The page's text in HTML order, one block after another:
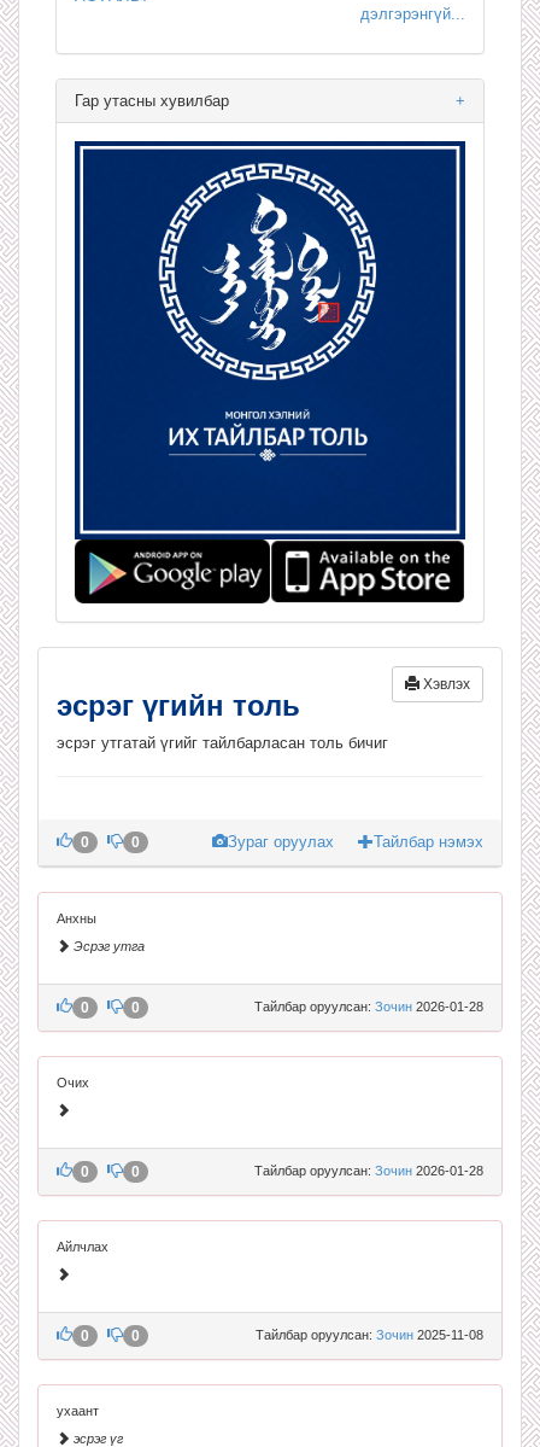
дэлгэрэнгүй...
+
Гар утасны хувилбар
Хэвлэх
эсрэг үгийн толь
эсрэг утгатай үгийг тайлбарласан толь бичиг
Зураг оруулах Тайлбар нэмэх
0 0
Анхны
Эсрэг утга
Тайлбар оруулсан: Зочин 2026-01-28
0 0
Очих
Тайлбар оруулсан: Зочин 2026-01-28
0 0
Айлчлах
Тайлбар оруулсан: Зочин 2025-11-08
0 0
ухаант
эсрэг үг